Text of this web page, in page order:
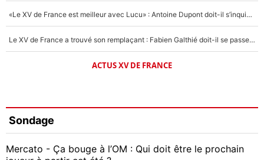
«Le XV de France est meilleur avec Lucu» : Antoine Dupont doit-il s’inquiéter pour sa place ?
Le XV de France a trouvé son remplaçant : Fabien Galthié doit-il se passer d'Antoine Dupont ?
ACTUS XV DE FRANCE
Sondage
Mercato - Ça bouge à l’OM : Qui doit être le prochain